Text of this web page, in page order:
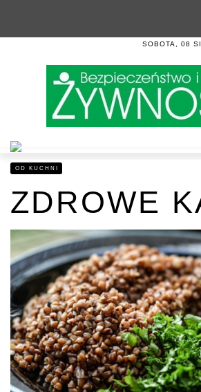
SOBOTA, 08
OD KUCHNI
ZDROWE